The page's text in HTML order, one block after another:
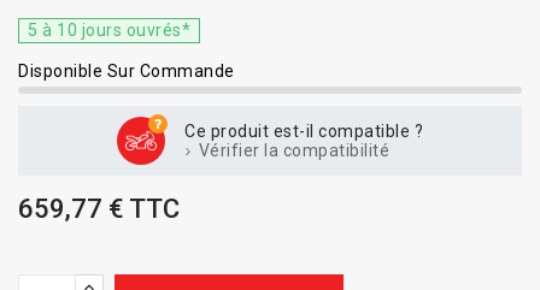
5 à 10 jours ouvrés*
Disponible Sur Commande
Ce produit est-il compatible ?
Vérifier la compatibilité
659,77 € TTC